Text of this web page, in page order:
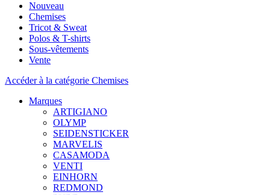
Nouveau
Chemises
Tricot & Sweat
Polos & T-shirts
Sous-vêtements
Vente
Accéder à la catégorie Chemises
Marques
ARTIGIANO
OLYMP
SEIDENSTICKER
MARVELIS
CASAMODA
VENTI
EINHORN
REDMOND